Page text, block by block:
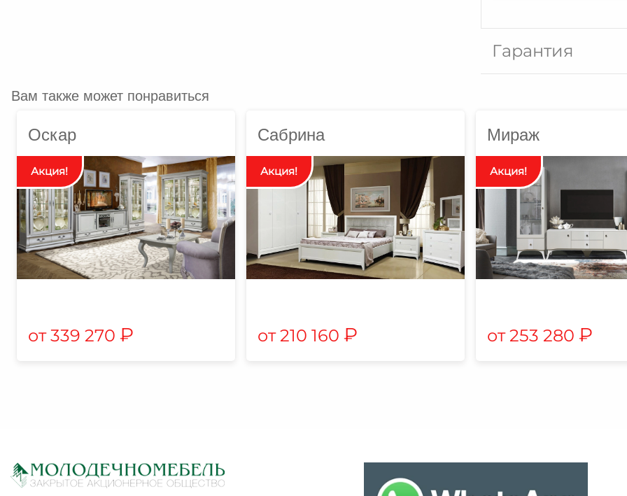
Гарантия
Вам также может понравиться
Оскар
339 270 ₽
Сабрина
210 160 ₽
Мираж
253 280 ₽